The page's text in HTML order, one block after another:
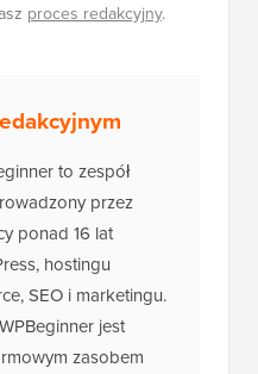
proces redakcyjny.
to zespół
przez
ponad 16 lat
hostingu
SEO i marketingu.
jest
zasobem